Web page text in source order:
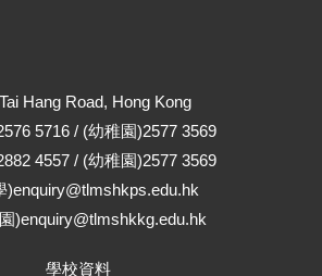
Hang Road, Hong Kong
5716 / (幼稚園)2577 3569
4557 / (幼稚園)2577 3569
)enquiry@tlmshkps.edu.hk
)enquiry@tlmshkkg.edu.hk
學校資料